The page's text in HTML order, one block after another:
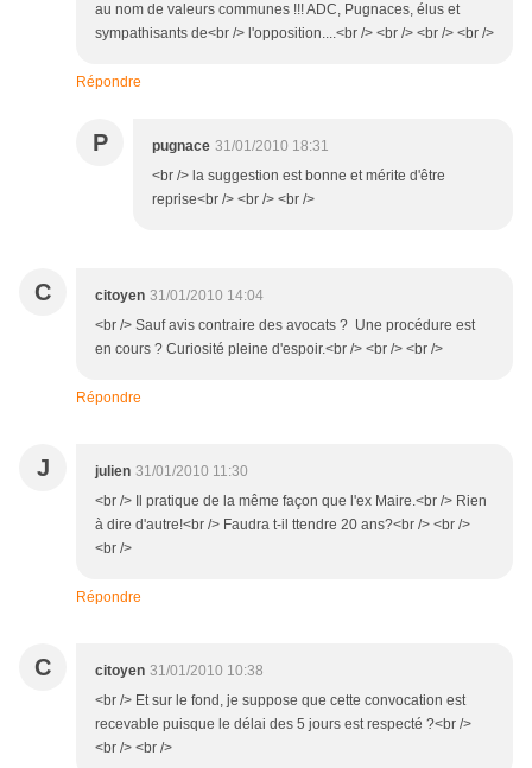
au nom de valeurs communes !!! ADC, Pugnaces, élus et
sympathisants de<br /> l'opposition....<br /> <br /> <br /> <br />
Répondre
P pugnace 31/01/2010 18:31
<br /> la suggestion est bonne et mérite d'être
reprise<br /> <br /> <br />
C citoyen 31/01/2010 14:04
<br /> Sauf avis contraire des avocats ? Une procédure est
en cours ? Curiosité pleine d'espoir.<br /> <br /> <br />
Répondre
J julien 31/01/2010 11:30
<br /> Il pratique de la même façon que l'ex Maire.<br /> Rien
à dire d'autre!<br /> Faudra t-il ttendre 20 ans?<br /> <br />
<br />
Répondre
C citoyen 31/01/2010 10:38
<br /> Et sur le fond, je suppose que cette convocation est
recevable puisque le délai des 5 jours est respecté ?<br />
<br /> <br />